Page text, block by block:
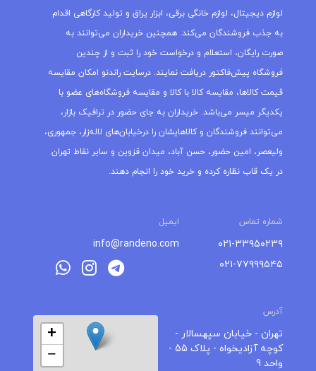
لوازم دیجیتال، لوازم خانگی برقی، ابزار یراق و تولید کارگاهی اقدام
به جذب فروشندگان می‌کند. همچنین خریداران می‌توانند به
صورت رایگان، استعلام و درخواست خود را ثبت و از چندین
فروشگاه پیش‌فاکتور دریافت نمایند. درسایت راندنو امکان مقایسه
قیمت کالاها، مقایسه کالا با کالا و مقایسه فروشگاه‌های عضو با
یکدیگر میسر می‌باشد. خریداران به جای حضور در ترافیک بازار،
می‌توانند فروشندگان و کالاهایشان را درخیابان‌های لاله‌زار، جمهوری،
ولیعصر، امین حضور، حسن آباد، میدان قزوین و سایر نقاط تهران
در یک قاب نظاره کرده و خرید خود را انجام دهند.
شماره تماس ایمیل
۰۲۱-۳۳۹۵۰۲۳۹
۰۲۱-۷۷۹۹۹۵۴۵
info@randeno.com
آدرس
تهران - خیابان سپهسالار -
کوچه آزادیخواه - پلاک 55 -
واحد 9
+
−